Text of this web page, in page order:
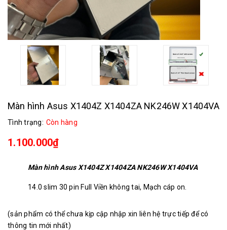
Màn hình Asus X1404Z X1404ZA NK246W X1404VA
Tình trạng: Còn hàng
1.100.000₫
Màn hình Asus X1404Z X1404ZA NK246W X1404VA
14.0 slim 30 pin Full Viền không tai, Mạch cáp on.
(sản phẩm có thể chưa kịp cập nhập xin liên hệ trực tiếp để có
thông tin mới nhất)